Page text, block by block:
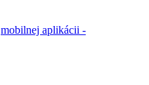
mobilnej aplikácii -